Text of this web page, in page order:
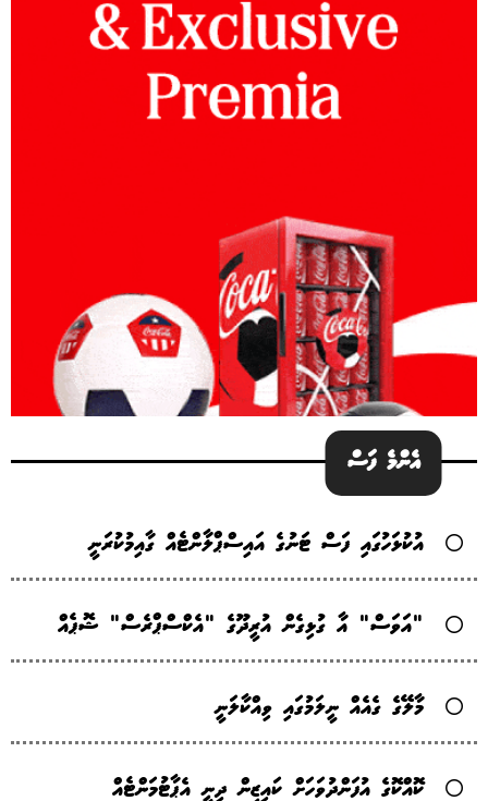
އެންމެ ފަސް
އުކުޅަހުގައި ފަސް ޓަނުގެ އައިސްޕްލާންޓެއް ގާއިމުކުރަނީ
"އަވަސް" އާ ގުޅިގެން އުރީދޫގެ "އެކްސްޕްރެސް" ޝޮޕެއް
މާލޭގެ ގެއެއް ނީލަމުގައި ވިއްކާލަނީ
ކޮއްކޮގެ އުފަންދުވަހަށް ކައިޒީން ދިނީ އެޕާޓުމަންޓެއް